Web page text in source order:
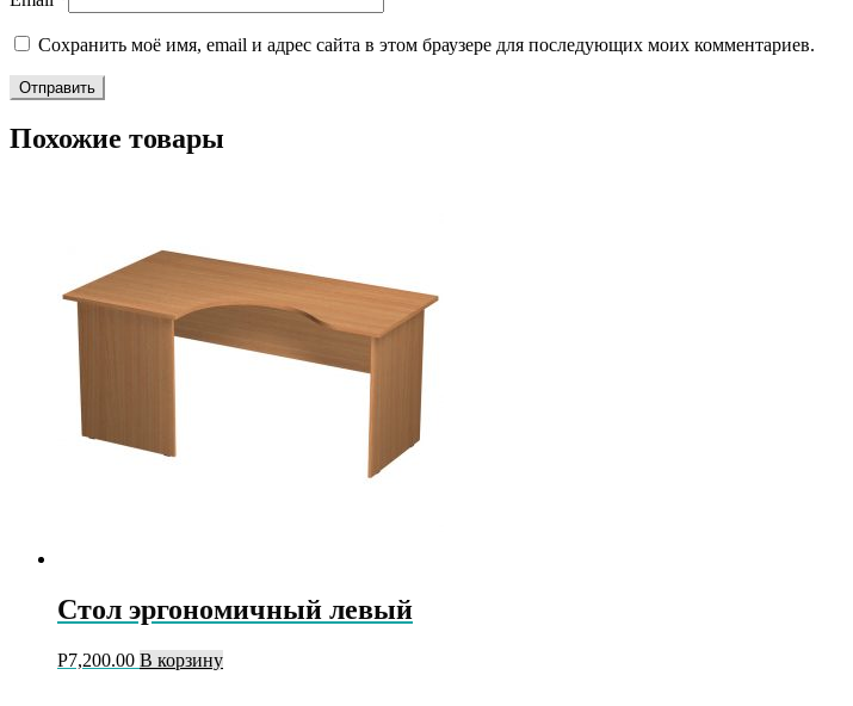
Сохранить моё имя, email и адрес сайта в этом браузере для последующих моих комментариев.
Похожие товары
Стол эргономичный левый
Р7,200.00 В корзину